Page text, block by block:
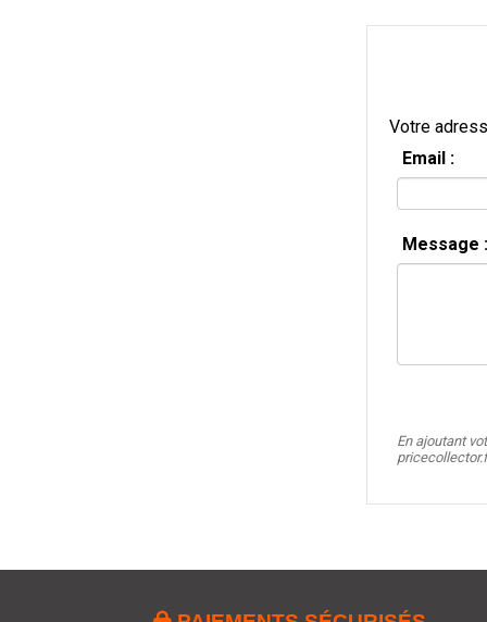
Votre
Email :
Message :
En ajoutant